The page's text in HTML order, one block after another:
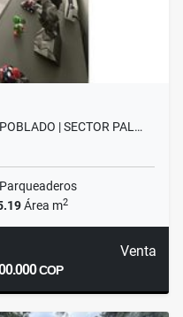
| SECTOR PAL…
Parqueaderos
Área m2
Venta
COP